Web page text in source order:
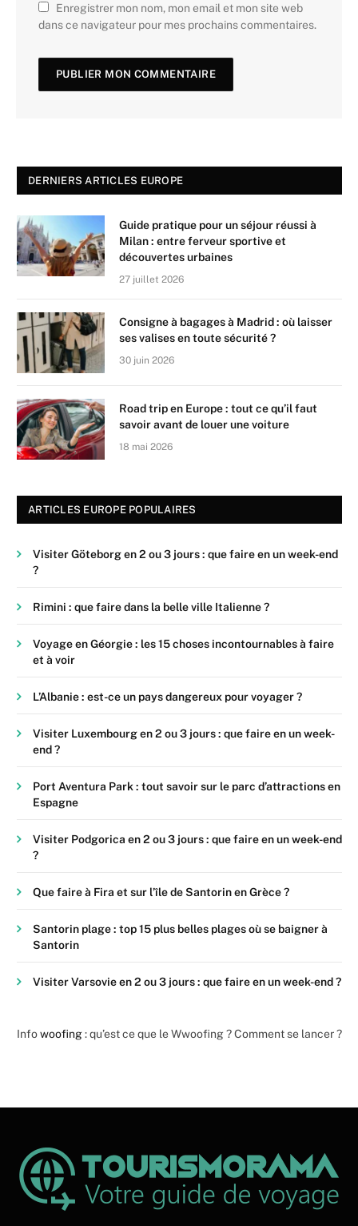
Enregistrer mon nom, mon email et mon site web
dans ce navigateur pour mes prochains commentaires.
DERNIERS ARTICLES EUROPE
Guide pratique pour un séjour réussi à
Milan : entre ferveur sportive et
découvertes urbaines
27 juillet 2026
Consigne à bagages à Madrid : où laisser
ses valises en toute sécurité ?
30 juin 2026
Road trip en Europe : tout ce qu’il faut
savoir avant de louer une voiture
18 mai 2026
ARTICLES EUROPE POPULAIRES
Visiter Göteborg en 2 ou 3 jours : que faire en un week-end
?
Rimini : que faire dans la belle ville Italienne ?
Voyage en Géorgie : les 15 choses incontournables à faire
et à voir
L’Albanie : est-ce un pays dangereux pour voyager ?
Visiter Luxembourg en 2 ou 3 jours : que faire en un week-
end ?
Port Aventura Park : tout savoir sur le parc d’attractions en
Espagne
Visiter Podgorica en 2 ou 3 jours : que faire en un week-end
?
Que faire à Fira et sur l’île de Santorin en Grèce ?
Santorin plage : top 15 plus belles plages où se baigner à
Santorin
Visiter Varsovie en 2 ou 3 jours : que faire en un week-end ?
Infowoofing: qu’est ce que le Wwoofing ? Comment se lancer ?